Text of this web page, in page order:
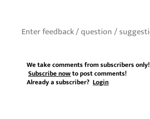
We take comments from subscribers only!
Subscribe nowto post comments!
Already a subscriber?Login